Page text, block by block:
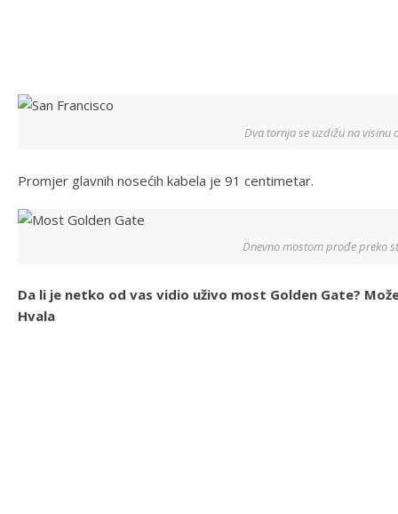
Dva tornja se uzdižu na visinu
Promjer glavnih nosećih kabela je 91 centimetar.
Dnevno mostom prođe preko
Da li je netko od vas vidio uživo most Golden Gate?
Hvala